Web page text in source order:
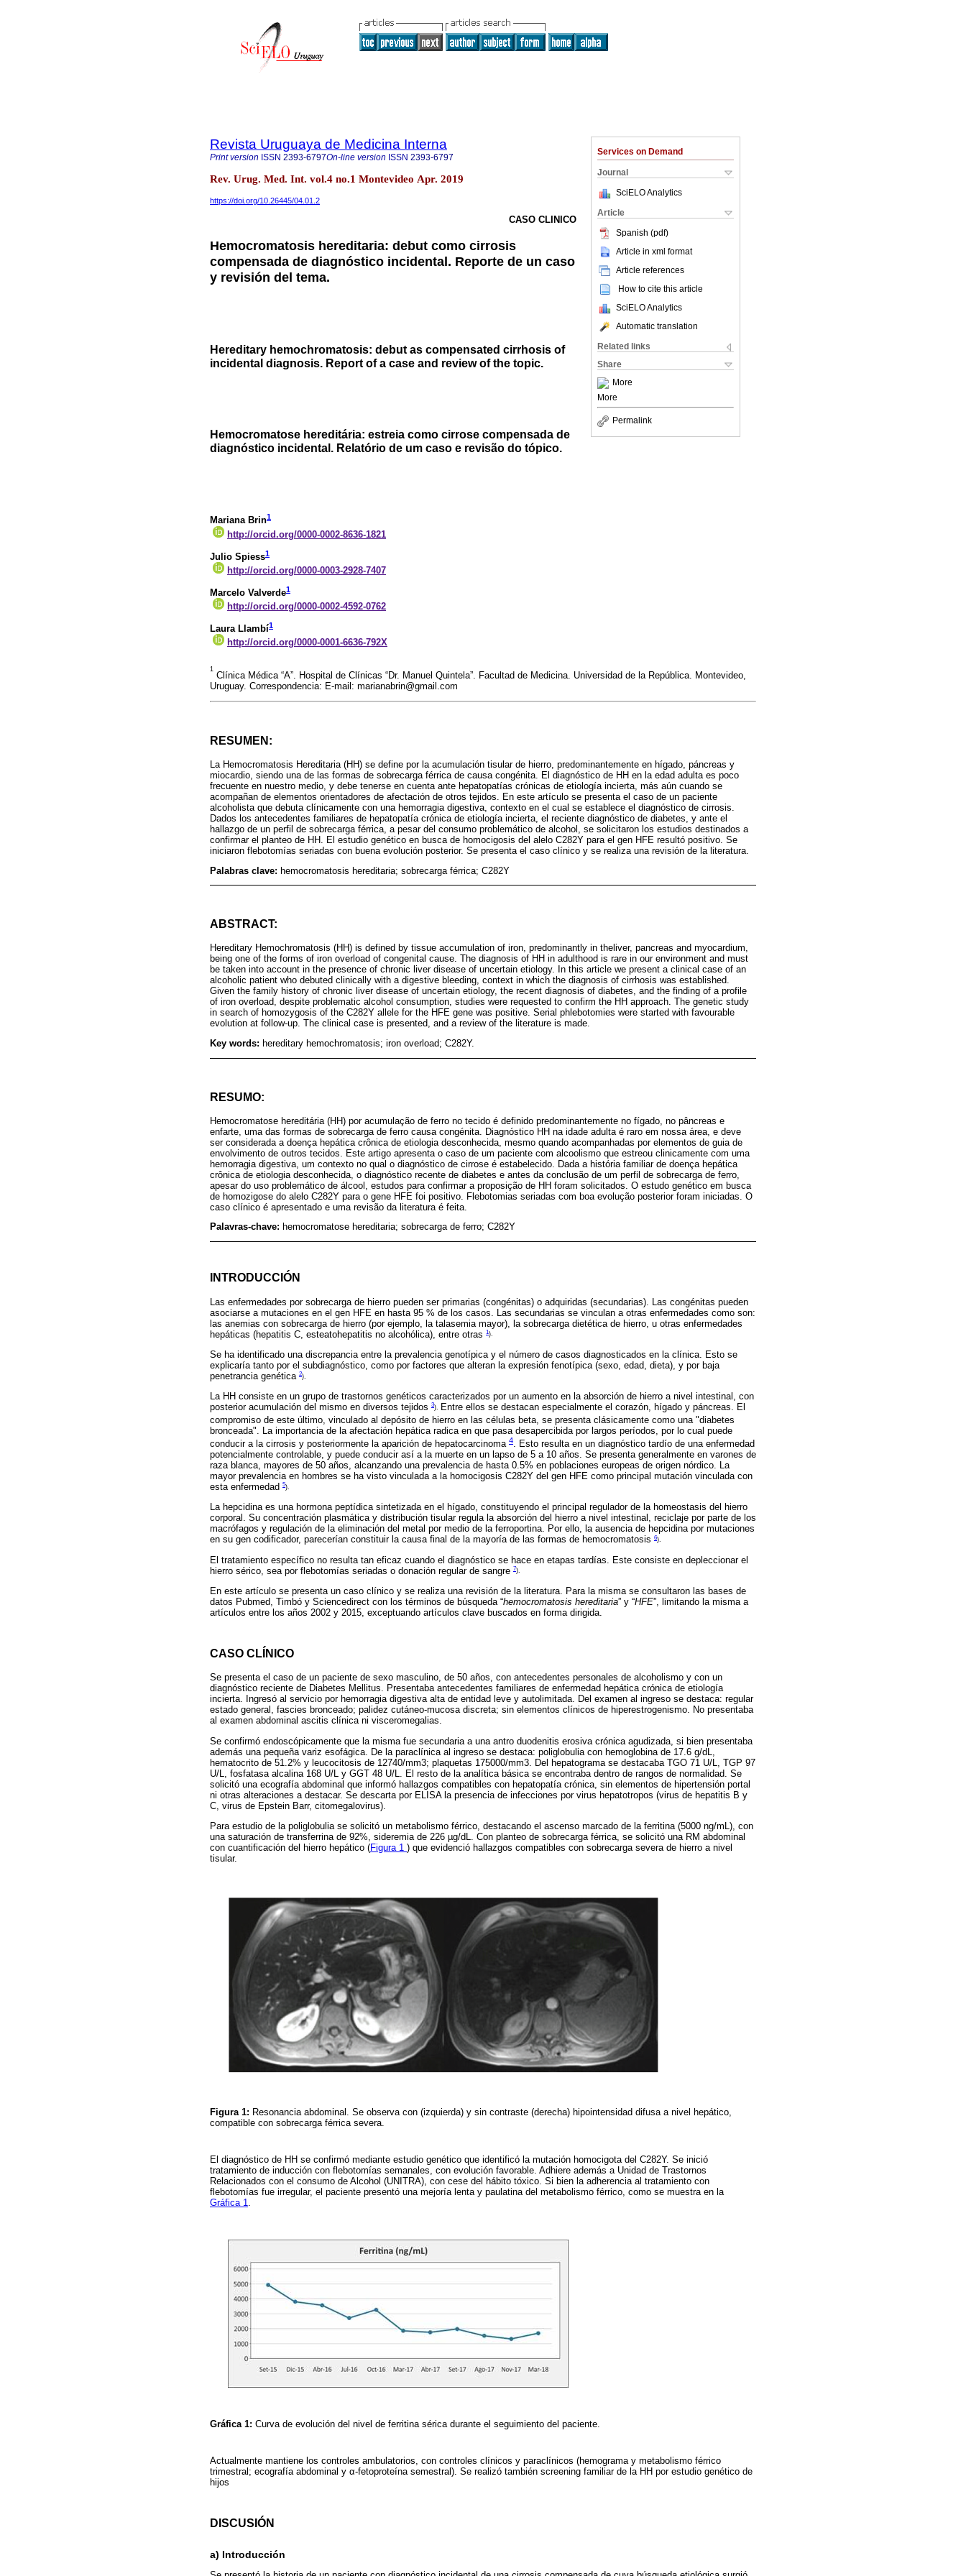
Services on Demand
Journal
SciELO Analytics
Article
Spanish (pdf)
Article in xml format
Article references
How to cite this article
SciELO Analytics
Automatic translation
Related links
Share
More
More
Permalink
Revista Uruguaya de Medicina Interna
Print version ISSN 2393-6797On-line version ISSN 2393-6797
Rev. Urug. Med. Int. vol.4 no.1 Montevideo Apr. 2019
https://doi.org/10.26445/04.01.2
CASO CLINICO
Hemocromatosis hereditaria: debut como cirrosis
compensada de diagnóstico incidental. Reporte de un caso
y revisión del tema.
Hereditary hemochromatosis: debut as compensated cirrhosis of
incidental diagnosis. Report of a case and review of the topic.
Hemocromatose hereditária: estreia como cirrose compensada de
diagnóstico incidental. Relatório de um caso e revisão do tópico.
Mariana Brin1
http://orcid.org/0000-0002-8636-1821
Julio Spiess1
http://orcid.org/0000-0003-2928-7407
Marcelo Valverde1
http://orcid.org/0000-0002-4592-0762
Laura Llambí1
http://orcid.org/0000-0001-6636-792X
1
Clínica Médica “A”. Hospital de Clínicas “Dr. Manuel Quintela”. Facultad de Medicina. Universidad de la República. Montevideo,
Uruguay. Correspondencia: E-mail: marianabrin@gmail.com
RESUMEN:
La Hemocromatosis Hereditaria (HH) se define por la acumulación tisular de hierro, predominantemente en hígado, páncreas y
miocardio, siendo una de las formas de sobrecarga férrica de causa congénita. El diagnóstico de HH en la edad adulta es poco
frecuente en nuestro medio, y debe tenerse en cuenta ante hepatopatías crónicas de etiología incierta, más aún cuando se
acompañan de elementos orientadores de afectación de otros tejidos. En este artículo se presenta el caso de un paciente
alcoholista que debuta clínicamente con una hemorragia digestiva, contexto en el cual se establece el diagnóstico de cirrosis.
Dados los antecedentes familiares de hepatopatía crónica de etiología incierta, el reciente diagnóstico de diabetes, y ante el
hallazgo de un perfil de sobrecarga férrica, a pesar del consumo problemático de alcohol, se solicitaron los estudios destinados a
confirmar el planteo de HH. El estudio genético en busca de homocigosis del alelo C282Y para el gen HFE resultó positivo. Se
iniciaron flebotomías seriadas con buena evolución posterior. Se presenta el caso clínico y se realiza una revisión de la literatura.
Palabras clave: hemocromatosis hereditaria; sobrecarga férrica; C282Y
ABSTRACT:
Hereditary Hemochromatosis (HH) is defined by tissue accumulation of iron, predominantly in theliver, pancreas and myocardium,
being one of the forms of iron overload of congenital cause. The diagnosis of HH in adulthood is rare in our environment and must
be taken into account in the presence of chronic liver disease of uncertain etiology. In this article we present a clinical case of an
alcoholic patient who debuted clinically with a digestive bleeding, context in which the diagnosis of cirrhosis was established.
Given the family history of chronic liver disease of uncertain etiology, the recent diagnosis of diabetes, and the finding of a profile
of iron overload, despite problematic alcohol consumption, studies were requested to confirm the HH approach. The genetic study
in search of homozygosis of the C282Y allele for the HFE gene was positive. Serial phlebotomies were started with favourable
evolution at follow-up. The clinical case is presented, and a review of the literature is made.
Key words: hereditary hemochromatosis; iron overload; C282Y.
RESUMO:
Hemocromatose hereditária (HH) por acumulação de ferro no tecido é definido predominantemente no fígado, no pâncreas e
enfarte, uma das formas de sobrecarga de ferro causa congénita. Diagnóstico HH na idade adulta é raro em nossa área, e deve
ser considerada a doença hepática crônica de etiologia desconhecida, mesmo quando acompanhadas por elementos de guia de
envolvimento de outros tecidos. Este artigo apresenta o caso de um paciente com alcoolismo que estreou clinicamente com uma
hemorragia digestiva, um contexto no qual o diagnóstico de cirrose é estabelecido. Dada a história familiar de doença hepática
crônica de etiologia desconhecida, o diagnóstico recente de diabetes e antes da conclusão de um perfil de sobrecarga de ferro,
apesar do uso problemático de álcool, estudos para confirmar a proposição de HH foram solicitados. O estudo genético em busca
de homozigose do alelo C282Y para o gene HFE foi positivo. Flebotomias seriadas com boa evolução posterior foram iniciadas. O
caso clínico é apresentado e uma revisão da literatura é feita.
Palavras-chave: hemocromatose hereditaria; sobrecarga de ferro; C282Y
INTRODUCCIÓN
Las enfermedades por sobrecarga de hierro pueden ser primarias (congénitas) o adquiridas (secundarias). Las congénitas pueden
asociarse a mutaciones en el gen HFE en hasta 95 % de los casos. Las secundarias se vinculan a otras enfermedades como son:
las anemias con sobrecarga de hierro (por ejemplo, la talasemia mayor), la sobrecarga dietética de hierro, u otras enfermedades
hepáticas (hepatitis C, esteatohepatitis no alcohólica), entre otras 1 ).
Se ha identificado una discrepancia entre la prevalencia genotípica y el número de casos diagnosticados en la clínica. Esto se
explicaría tanto por el subdiagnóstico, como por factores que alteran la expresión fenotípica (sexo, edad, dieta), y por baja
penetrancia genética 2).
La HH consiste en un grupo de trastornos genéticos caracterizados por un aumento en la absorción de hierro a nivel intestinal, con
posterior acumulación del mismo en diversos tejidos 3). Entre ellos se destacan especialmente el corazón, hígado y páncreas. El
compromiso de este último, vinculado al depósito de hierro en las células beta, se presenta clásicamente como una "diabetes
bronceada". La importancia de la afectación hepática radica en que pasa desapercibida por largos períodos, por lo cual puede
conducir a la cirrosis y posteriormente la aparición de hepatocarcinoma 4. Esto resulta en un diagnóstico tardío de una enfermedad
potencialmente controlable, y puede conducir así a la muerte en un lapso de 5 a 10 años. Se presenta generalmente en varones de
raza blanca, mayores de 50 años, alcanzando una prevalencia de hasta 0.5% en poblaciones europeas de origen nórdico. La
mayor prevalencia en hombres se ha visto vinculada a la homocigosis C282Y del gen HFE como principal mutación vinculada con
esta enfermedad 5).
La hepcidina es una hormona peptídica sintetizada en el hígado, constituyendo el principal regulador de la homeostasis del hierro
corporal. Su concentración plasmática y distribución tisular regula la absorción del hierro a nivel intestinal, reciclaje por parte de los
macrófagos y regulación de la eliminación del metal por medio de la ferroportina. Por ello, la ausencia de hepcidina por mutaciones
en su gen codificador, parecerían constituir la causa final de la mayoría de las formas de hemocromatosis 6).
El tratamiento específico no resulta tan eficaz cuando el diagnóstico se hace en etapas tardías. Este consiste en depleccionar el
hierro sérico, sea por flebotomías seriadas o donación regular de sangre 7).
En este artículo se presenta un caso clínico y se realiza una revisión de la literatura. Para la misma se consultaron las bases de
datos Pubmed, Timbó y Sciencedirect con los términos de búsqueda “hemocromatosis hereditaria” y “HFE”, limitando la misma a
artículos entre los años 2002 y 2015, exceptuando artículos clave buscados en forma dirigida.
CASO CLÍNICO
Se presenta el caso de un paciente de sexo masculino, de 50 años, con antecedentes personales de alcoholismo y con un
diagnóstico reciente de Diabetes Mellitus. Presentaba antecedentes familiares de enfermedad hepática crónica de etiología
incierta. Ingresó al servicio por hemorragia digestiva alta de entidad leve y autolimitada. Del examen al ingreso se destaca: regular
estado general, fascies bronceado; palidez cutáneo-mucosa discreta; sin elementos clínicos de hiperestrogenismo. No presentaba
al examen abdominal ascitis clínica ni visceromegalias.
Se confirmó endoscópicamente que la misma fue secundaria a una antro duodenitis erosiva crónica agudizada, si bien presentaba
además una pequeña variz esofágica. De la paraclínica al ingreso se destaca: poliglobulia con hemoglobina de 17.6 g/dL,
hematocrito de 51.2% y leucocitosis de 12740/mm3; plaquetas 175000/mm3. Del hepatograma se destacaba TGO 71 U/L, TGP 97
U/L, fosfatasa alcalina 168 U/L y GGT 48 U/L. El resto de la analítica básica se encontraba dentro de rangos de normalidad. Se
solicitó una ecografía abdominal que informó hallazgos compatibles con hepatopatía crónica, sin elementos de hipertensión portal
ni otras alteraciones a destacar. Se descarta por ELISA la presencia de infecciones por virus hepatotropos (virus de hepatitis B y
C, virus de Epstein Barr, citomegalovirus).
Para estudio de la poliglobulia se solicitó un metabolismo férrico, destacando el ascenso marcado de la ferritina (5000 ng/mL), con
una saturación de transferrina de 92%, sideremia de 226 µg/dL. Con planteo de sobrecarga férrica, se solicitó una RM abdominal
con cuantificación del hierro hepático (Figura 1 ) que evidenció hallazgos compatibles con sobrecarga severa de hierro a nivel
tisular.
Figura 1: Resonancia abdominal. Se observa con (izquierda) y sin contraste (derecha) hipointensidad difusa a nivel hepático,
compatible con sobrecarga férrica severa.
El diagnóstico de HH se confirmó mediante estudio genético que identificó la mutación homocigota del C282Y. Se inició
tratamiento de inducción con flebotomías semanales, con evolución favorable. Adhiere además a Unidad de Trastornos
Relacionados con el consumo de Alcohol (UNITRA), con cese del hábito tóxico. Si bien la adherencia al tratamiento con
flebotomías fue irregular, el paciente presentó una mejoría lenta y paulatina del metabolismo férrico, como se muestra en la
Gráfica 1.
Gráfica 1: Curva de evolución del nivel de ferritina sérica durante el seguimiento del paciente.
Actualmente mantiene los controles ambulatorios, con controles clínicos y paraclínicos (hemograma y metabolismo férrico
trimestral; ecografía abdominal y α-fetoproteína semestral). Se realizó también screening familiar de la HH por estudio genético de
hijos
DISCUSIÓN
a) Introducción